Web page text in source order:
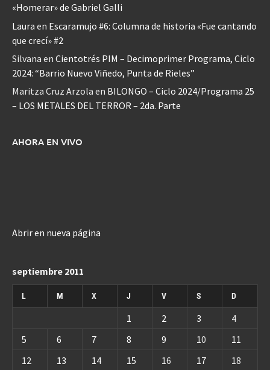
«Homerar» de Gabriel Galli
Laura en Escaramujo #6: Columna de historia «Fue cantando
que crecí» #2
Silvana en Cientotrés PIM – Decimoprimer Programa, Ciclo
2024: “Barrio Nuevo Viñedo, Punta de Rieles”
Maritza Cruz Arzola en BILONGO – Ciclo 2024/Programa 25
– LOS METALES DEL TERROR – 2da. Parte
AHORA EN VIVO
Abrir en nueva página
septiembre 2011
L M X J V S D
1 2 3
4
5
6 7 8 9 10
11
12
13 14 15 16 17 18